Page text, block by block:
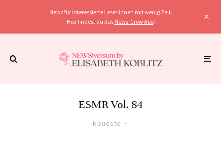
News für interessierte Leser:innen mit wenig Zeit.
Hier findest du das News-Crew Abo!
ESMR Vol. 84
Neueste